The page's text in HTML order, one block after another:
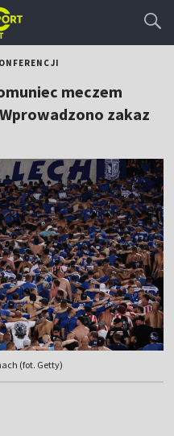
meczem
zakaz
(fot. Getty)